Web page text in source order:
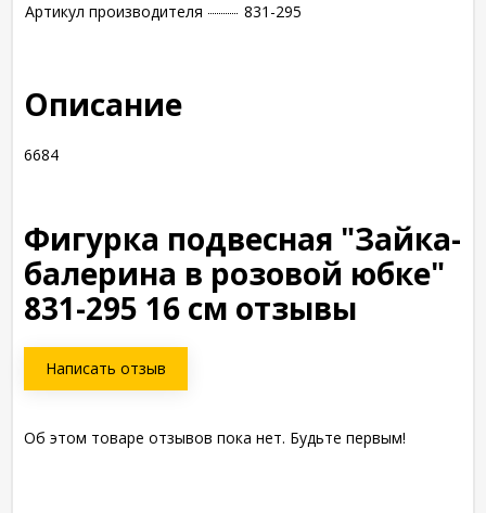
Артикул производителя 831-295
Описание
6684
Фигурка подвесная "Зайка-
балерина в розовой юбке"
831-295 16 см отзывы
Написать отзыв
Об этом товаре отзывов пока нет. Будьте первым!